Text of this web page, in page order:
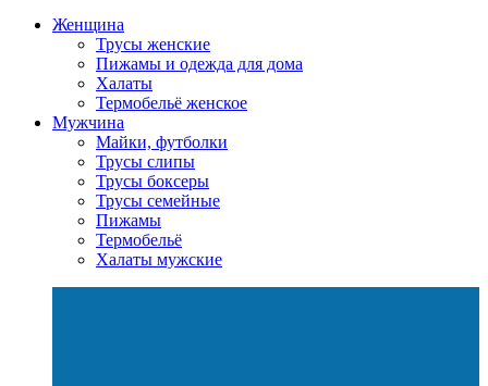
Женщина
Трусы женские
Пижамы и одежда для дома
Халаты
Термобельё женское
Мужчина
Майки, футболки
Трусы слипы
Трусы боксеры
Трусы семейные
Пижамы
Термобельё
Халаты мужские